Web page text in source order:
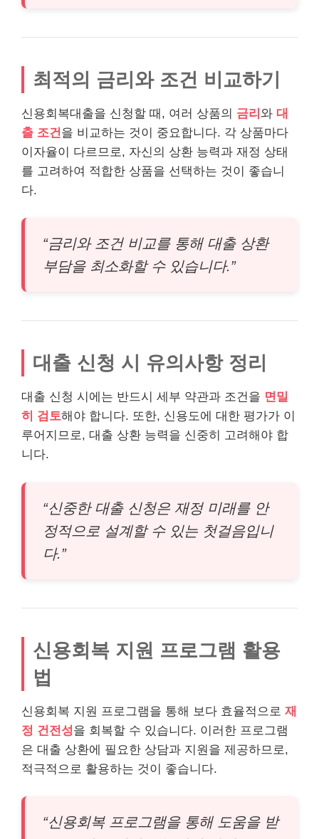
최적의 금리와 조건 비교하기
신용회복대출을 신청할 때, 여러 상품의 금리 와 대
출 조건 을 비교하는 것이 중요합니다. 각 상품마다
이자율이 다르므로, 자신의 상환 능력과 재정 상태
를 고려하여 적합한 상품을 선택하는 것이 좋습니
다.
“금리와 조건 비교를 통해 대출 상환
부담을 최소화할 수 있습니다.”
대출 신청 시 유의사항 정리
대출 신청 시에는 반드시 세부 약관과 조건을 면밀
히 검토해야 합니다. 또한, 신용도에 대한 평가가 이
루어지므로, 대출 상환 능력을 신중히 고려해야 합
니다.
“신중한 대출 신청은 재정 미래를 안
정적으로 설계할 수 있는 첫걸음입니
다.”
신용회복 지원 프로그램 활용
법
신용회복 지원 프로그램을 통해 보다 효율적으로 재
정 건전성을 회복할 수 있습니다. 이러한 프로그램
은 대출 상환에 필요한 상담과 지원을 제공하므로,
적극적으로 활용하는 것이 좋습니다.
“신용회복 프로그램을 통해 도움을 받